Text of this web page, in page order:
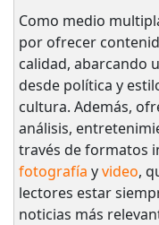
Como medio
por ofrecer
calidad, abarcando
desde política y
cultura. Además,
análisis,
través de formatos
fotografía yvideo,
lectores estar
noticias más